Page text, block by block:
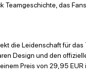
das
die Leidenschaft für
Design und den
Preis von 29,95